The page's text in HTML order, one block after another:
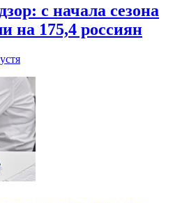
с начала сезона
на 175,4 россиян